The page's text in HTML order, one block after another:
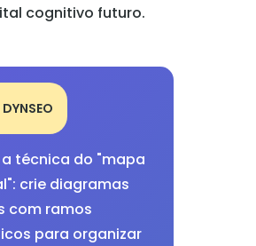
cognitivo futuro.
a técnica do "mapa
crie diagramas
com ramos
para organizar